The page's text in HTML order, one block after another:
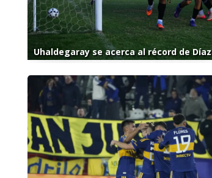
Uhaldegaray se acerca al récord de Díaz